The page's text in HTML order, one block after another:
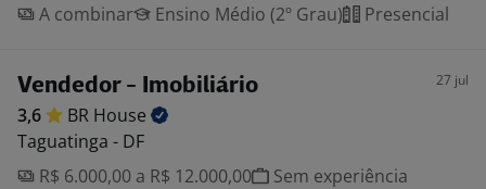
A combinar
Ensino Médio (2º Grau) Presencial
Vendedor - Imobiliário 27 jul
3,6 BR House
Taguatinga - DF
R$ 6.000,00 a R$ 12.000,00
Sem experiência